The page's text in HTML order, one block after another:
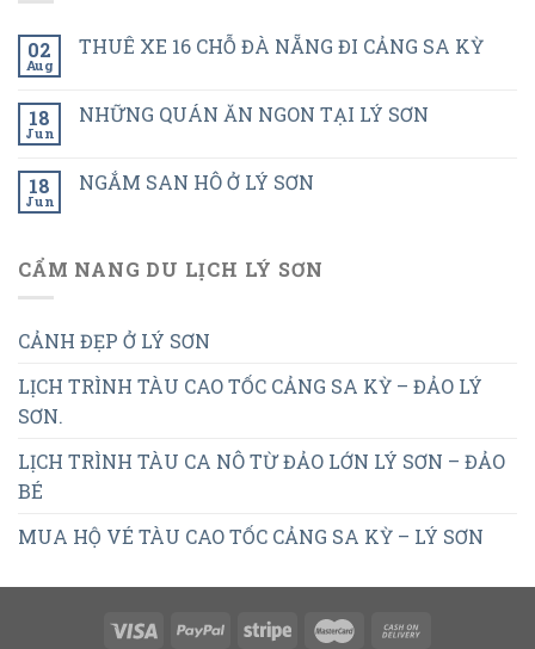
02
Aug
THUÊ XE 16 CHỖ ĐÀ NẴNG ĐI CẢNG SA KỲ
18
Jun
NHỮNG QUÁN ĂN NGON TẠI LÝ SƠN
18
Jun
NGẮM SAN HÔ Ở LÝ SƠN
CẨM NANG DU LỊCH LÝ SƠN
CẢNH ĐẸP Ở LÝ SƠN
LỊCH TRÌNH TÀU CAO TỐC CẢNG SA KỲ – ĐẢO LÝ
SƠN.
LỊCH TRÌNH TÀU CA NÔ TỪ ĐẢO LỚN LÝ SƠN – ĐẢO
BÉ
MUA HỘ VÉ TÀU CAO TỐC CẢNG SA KỲ – LÝ SƠN